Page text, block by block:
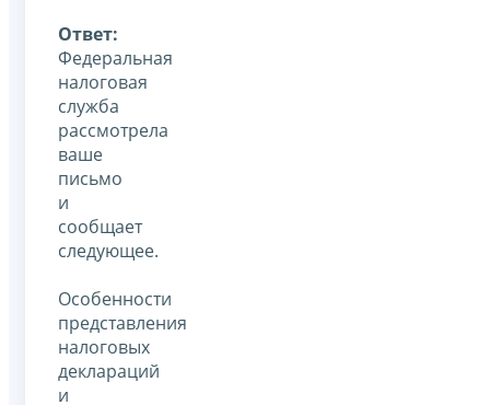
Ответ:
Федеральная
налоговая
служба
рассмотрела
ваше
письмо
и
сообщает
следующее.
Особенности
представления
налоговых
деклараций
и